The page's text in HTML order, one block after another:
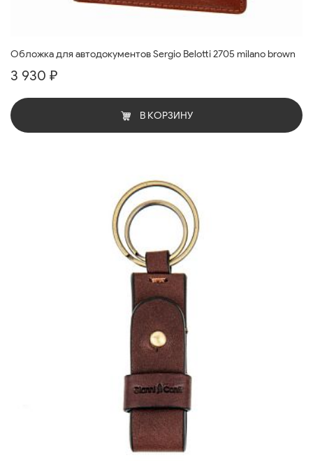
Обложка для автодокументов Sergio Belotti 2705 milano brown
3 930 ₽
В КОРЗИНУ